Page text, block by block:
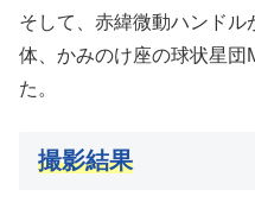
そして、赤緯微動ハンド
体、かみのけ座の球状星団
た。
撮影結果